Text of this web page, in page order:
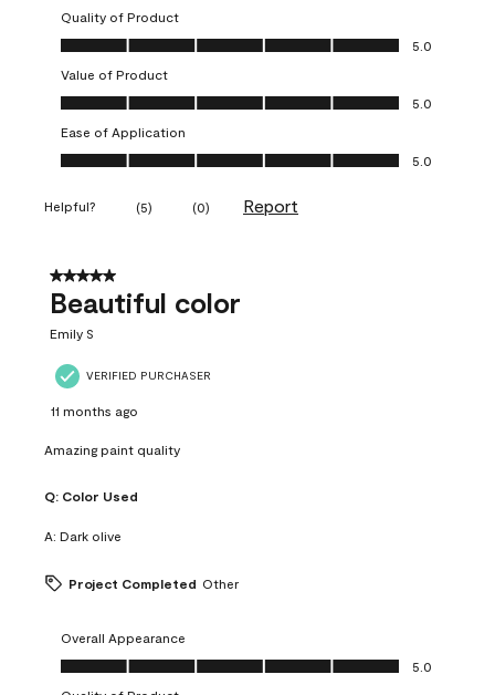
Quality of Product
Quality of Product, 5.0 out of 5
5.0
Value of Product
Value of Product, 5.0 out of 5
5.0
Ease of Application
Ease of Application, 5.0 out of 5
5.0
Helpful? (5) (0) Report
5 out of 5 stars.
Beautiful color
Emily S
VERIFIED PURCHASER
11 months ago
Amazing paint quality
Q: Color Used
A: Dark olive
Project Completed Other
Overall Appearance
Overall Appearance, 5.0 out of 5
5.0